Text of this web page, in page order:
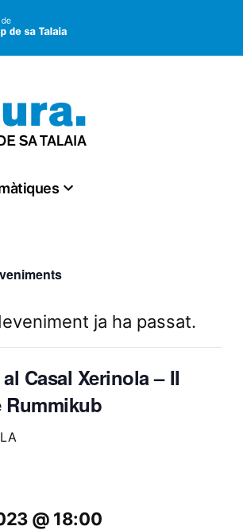
ja ha passat.
Casal Xerinola – II
Rummikub
@ 18:00